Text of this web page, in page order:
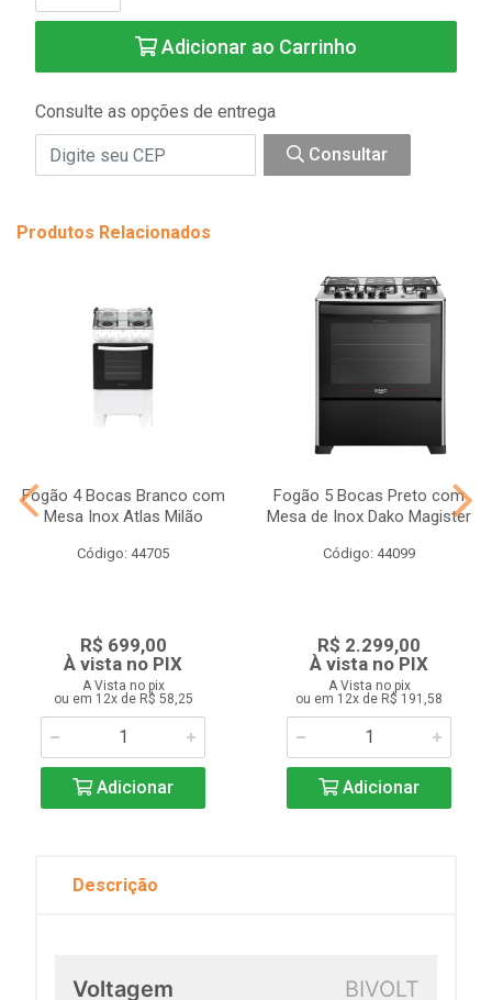
Adicionar ao Carrinho
Consulte as opções de entrega
Consultar
Produtos Relacionados
Fogão 4 Bocas Branco com
Mesa Inox Atlas Milão
Código: 44705
R$ 699,00
À vista no PIX
A Vista no pix
ou em 12x de R$ 58,25
Adicionar
Fogão 5 Bocas Preto com
Mesa de Inox Dako Magister
Código: 44099
R$ 2.299,00
À vista no PIX
A Vista no pix
ou em 12x de R$ 191,58
Adicionar
Descrição
Voltagem BIVOLT